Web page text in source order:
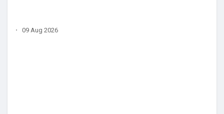
· 09 Aug 2026